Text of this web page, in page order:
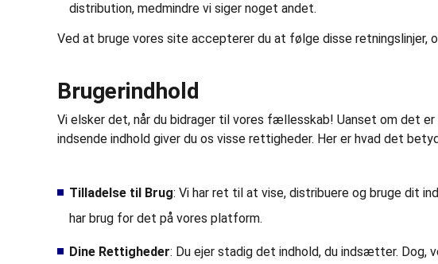
distribution, medmindre vi siger noget andet.
Ved at bruge vores site accepterer du at følge disse
Brugerindhold
Vi elsker det, når du bidrager til vores fællesskab! Uanset om det
indsende indhold giver du os visse rettigheder. Her er hvad det
Tilladelse til Brug: Vi har ret til at vise, distribuere og bruge dit
har brug for det på vores platform.
Dine Rettigheder: Du ejer stadig det indhold, du indsætter. Dog,